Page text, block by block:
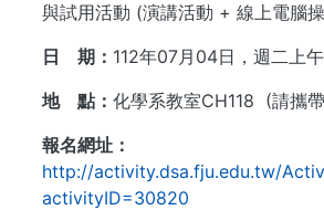
與試用活動 (演講活動 + 線上電腦
日 期： 112年07月04日，週二上
地 點： 化學系教室CH118 (請攜
報名網址：
http://activity.dsa.fju.edu.tw/
activityID=30820